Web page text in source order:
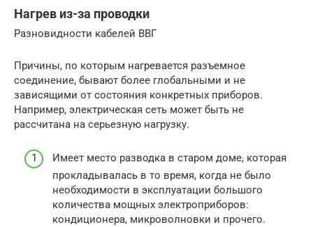
Нагрев из-за проводки
Разновидности кабелей ВВГ
Причины, по которым нагревается разъемное
соединение, бывают более глобальными и не
зависящими от состояния конкретных приборов.
Например, электрическая сеть может быть не
рассчитана на серьезную нагрузку.
Имеет место разводка в старом доме, которая
прокладывалась в то время, когда не было
необходимости в эксплуатации большого
количества мощных электроприборов:
кондиционера, микроволновки и прочего.